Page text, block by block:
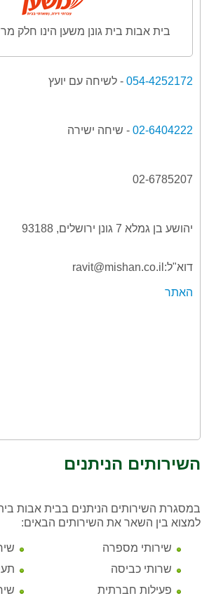
בית אבות בית גונן משען הינו חלק
054-4252172 - לשיחה עם יועץ
02-6404222 - שיחה ישירה
02-6785207
יהושע בן גמלא 7 גונן ירושלים, 93188
דוא"ל:ravit@mishan.co.il
האתר
השירותים הניתנים
במסגרת השירותים הניתנים בבית אבות בית
למצוא בין השאר את השירותים הבאים:
שירותי מספרה
שרותי כביסה
פעילות חברתית